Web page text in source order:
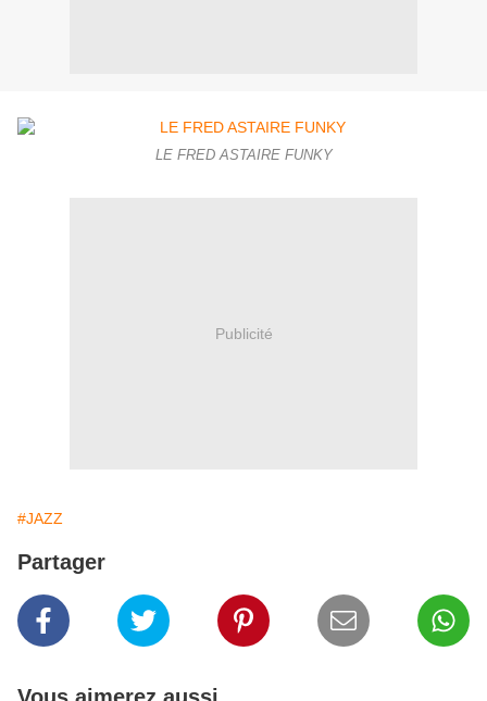
LE FRED ASTAIRE FUNKY
Publicité
#JAZZ
Partager